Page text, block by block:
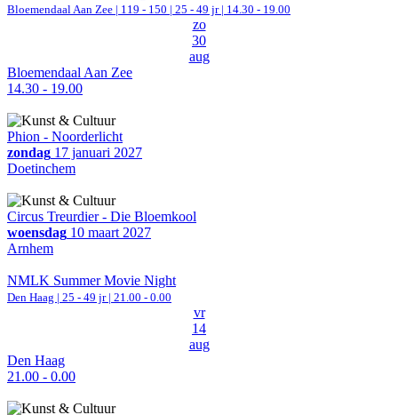
Bloemendaal Aan Zee | 119 - 150 | 25 - 49 jr | 14.30 - 19.00
zo
30
aug
Bloemendaal Aan Zee
14.30 - 19.00
Phion - Noorderlicht
zondag 17 januari 2027
Doetinchem
Circus Treurdier - Die Bloemkool
woensdag 10 maart 2027
Arnhem
NMLK Summer Movie Night
Den Haag | 25 - 49 jr | 21.00 - 0.00
vr
14
aug
Den Haag
21.00 - 0.00